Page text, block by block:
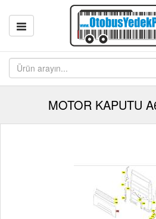
MOTOR KAPUTU